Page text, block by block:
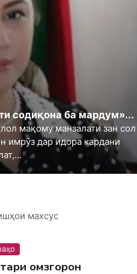
содиқона ба мардум»...
мақому манзалати зан сол
имрӯз дар идора кардани
махсус
омӯзгорон